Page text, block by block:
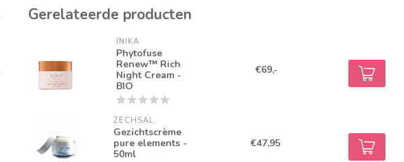
Gerelateerde producten
INIKA
Phytofuse
Renew™ Rich
Night Cream -
BIO
€69,-
ZECHSAL
Gezichtscrème
pure elements -
50ml
€47,95